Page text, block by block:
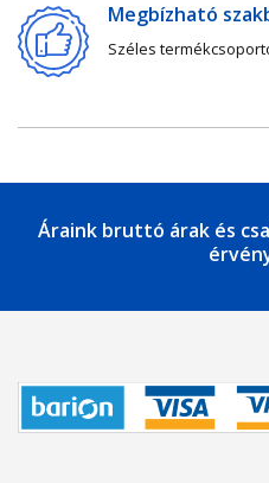
Megbízható
Széles
Áraink bruttó árak és